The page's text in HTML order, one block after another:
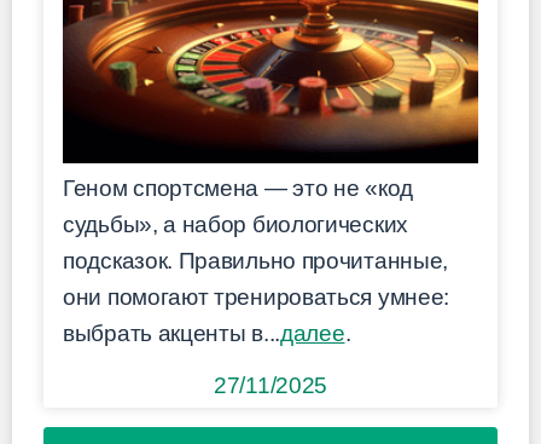
Геном спортсмена — это не «код
судьбы», а набор биологических
подсказок. Правильно прочитанные,
они помогают тренироваться умнее:
выбрать акценты в...далее.
27/11/2025